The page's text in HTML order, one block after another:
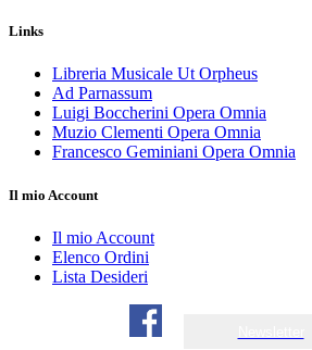
Links
Libreria Musicale Ut Orpheus
Ad Parnassum
Luigi Boccherini Opera Omnia
Muzio Clementi Opera Omnia
Francesco Geminiani Opera Omnia
Il mio Account
Il mio Account
Elenco Ordini
Lista Desideri